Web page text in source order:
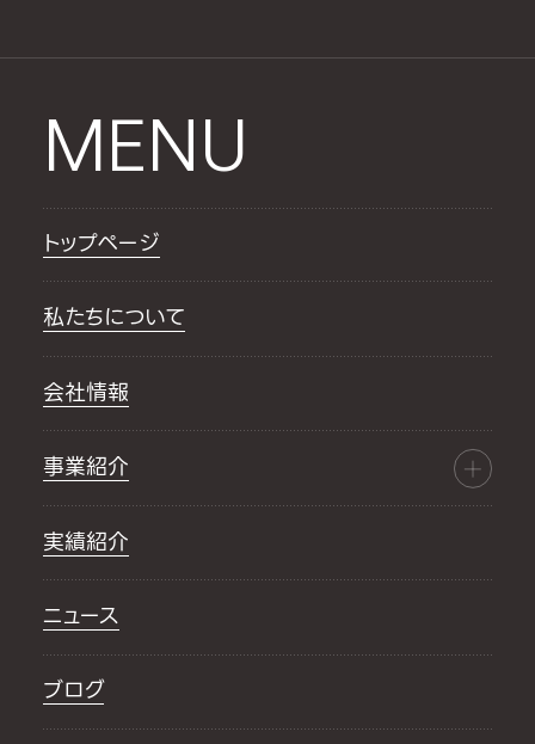
MENU
トップページ
私たちについて
会社情報
事業紹介
実績紹介
ニュース
ブログ